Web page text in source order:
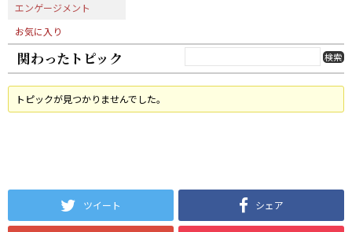
エンゲージメント
お気に入り
関わったトピック
トピックが見つかりませんでした。
ツイート シェア